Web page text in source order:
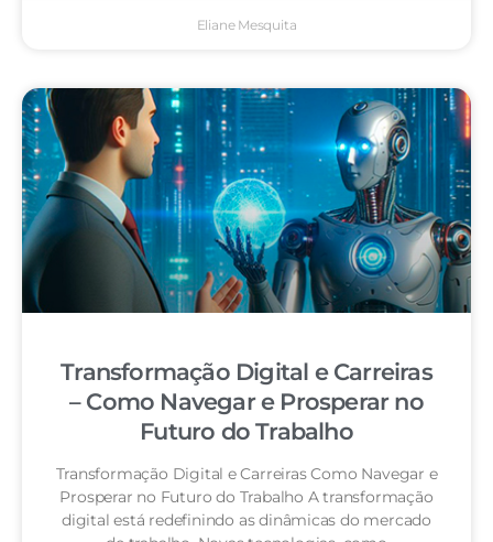
Eliane Mesquita
Transformação Digital e Carreiras
– Como Navegar e Prosperar no
Futuro do Trabalho
Transformação Digital e Carreiras Como Navegar e
Prosperar no Futuro do Trabalho A transformação
digital está redefinindo as dinâmicas do mercado